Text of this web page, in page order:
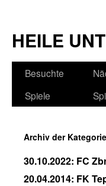
HEILE
Besuchte
Spiele
Archiv der
30.10.2022: FC
20.04.2014: FK